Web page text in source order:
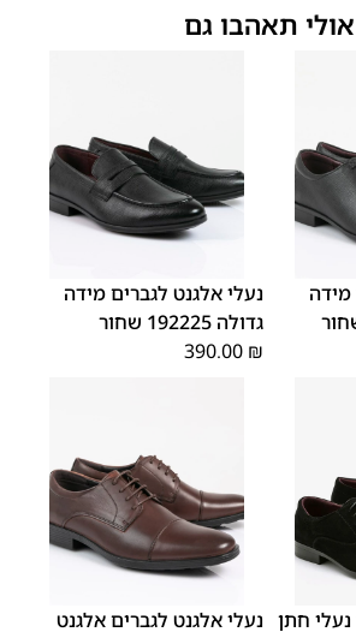
אולי תאהבו גם
מידה
נעלי אלגנט לגברים מידה
גדולה 192225 שחור
390.00 ₪
44
נעלי חתן
40
41
42
43
נעלי אלגנט לגברים אלגנט